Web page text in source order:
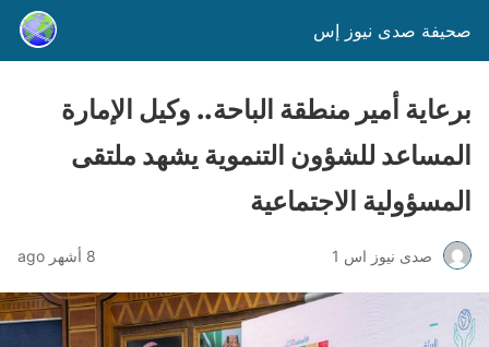
صحيفة صدى نيوز إس
برعاية أمير منطقة الباحة.. وكيل الإمارة
المساعد للشؤون التنموية يشهد ملتقى
المسؤولية الاجتماعية
صدى نيوز اس 1 8 أشهر ago